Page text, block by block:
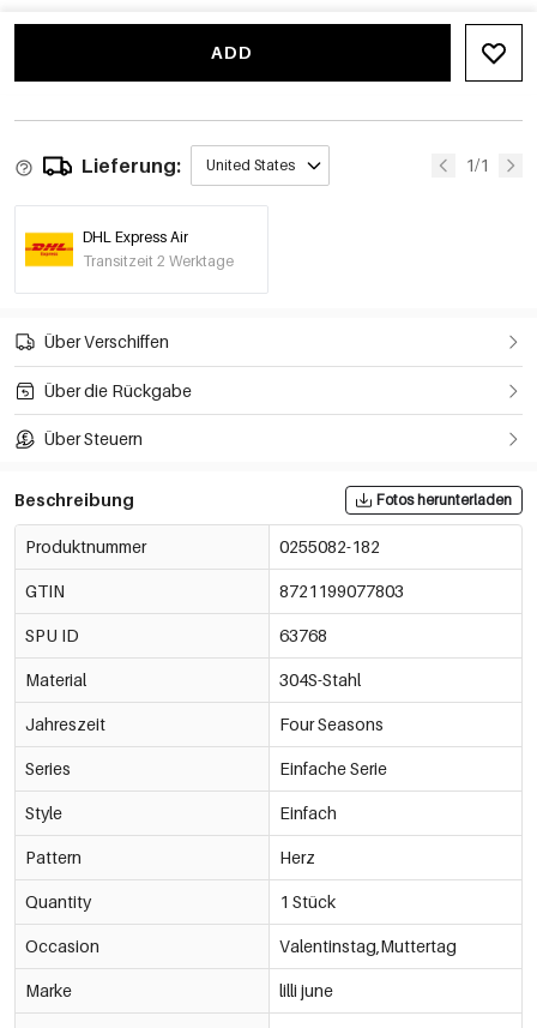
ADD
Lieferung: United States 1/1
DHL Express Air
Transitzeit 2 Werktage
Über Verschiffen
Über die Rückgabe
Über Steuern
Beschreibung Fotos herunterladen
Produktnummer 0255082-182
GTIN 8721199077803
SPU ID 63768
Material 304S-Stahl
Jahreszeit Four Seasons
Series Einfache Serie
Style Einfach
Pattern Herz
Quantity 1 Stück
Occasion Valentinstag,Muttertag
Marke lilli june